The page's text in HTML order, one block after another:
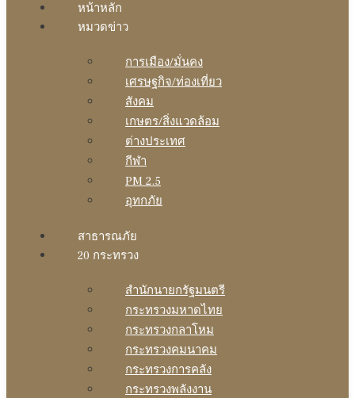
หน้าหลัก
หมวดข่าว
การเมือง/มั่นคง
เศรษฐกิจ/ท่องเที่ยว
สังคม
เกษตร/สิ่งแวดล้อม
ต่างประเทศ
กีฬา
PM 2.5
อุทกภัย
สาธารณภัย
20 กระทรวง
สํานักนายกรัฐมนตรี
กระทรวงมหาดไทย
กระทรวงกลาโหม
กระทรวงคมนาคม
กระทรวงการคลัง
กระทรวงพลังงาน